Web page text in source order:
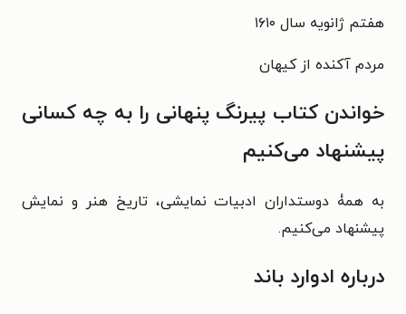
هفتم ژانویه سال ۱۶۱۰
مردم آکنده از کیهان
خواندن کتاب پیرنگ پنهانی را به چه کسانی
پیشنهاد می‌کنیم
به همۀ دوستداران ادبیات نمایشی، تاریخ هنر و نمایش
پیشنهاد می‌کنیم.
درباره ادوارد باند